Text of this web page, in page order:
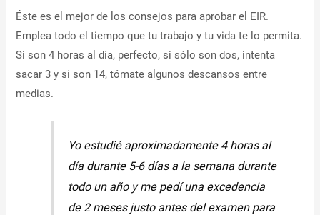
Éste es el mejor de los consejos para aprobar el EIR.
Emplea todo el tiempo que tu trabajo y tu vida te lo permita.
Si son 4 horas al día, perfecto, si sólo son dos, intenta
sacar 3 y si son 14, tómate algunos descansos entre
medias.
Yo estudié aproximadamente 4 horas al
día durante 5-6 días a la semana durante
todo un año y me pedí una excedencia
de 2 meses justo antes del examen para